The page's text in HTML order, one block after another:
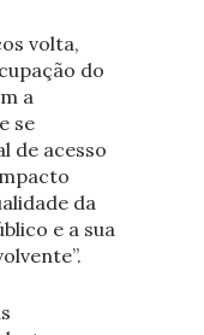
volta,
do
a
se
de acesso
da
e a sua